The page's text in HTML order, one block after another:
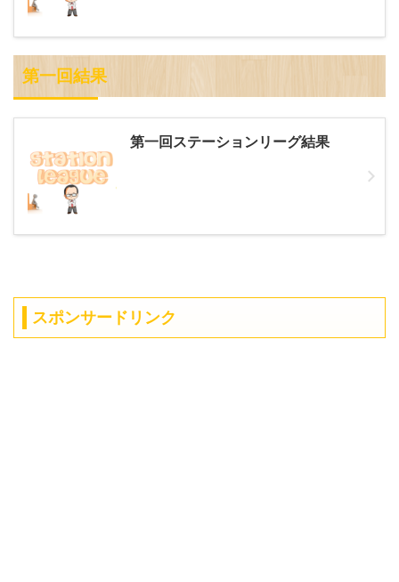
第一回結果
第一回ステーションリーグ結果
スポンサードリンク